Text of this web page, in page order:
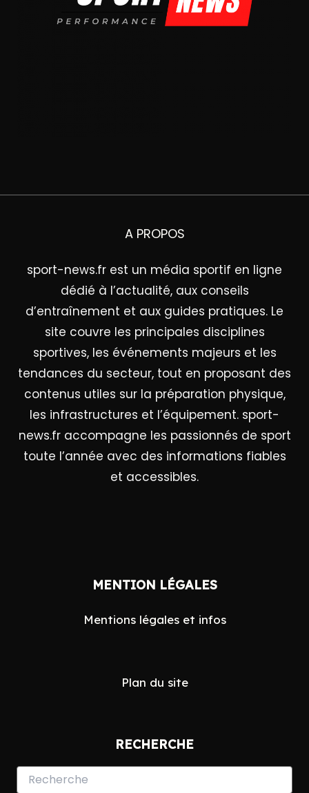
A PROPOS
sport-news.fr est un média sportif en ligne
dédié à l’actualité, aux conseils
d’entraînement et aux guides pratiques. Le
site couvre les principales disciplines
sportives, les événements majeurs et les
tendances du secteur, tout en proposant des
contenus utiles sur la préparation physique,
les infrastructures et l’équipement. sport-
news.fr accompagne les passionnés de sport
toute l’année avec des informations fiables
et accessibles.
MENTION LÉGALES
Mentions légales et infos
Plan du site
RECHERCHE